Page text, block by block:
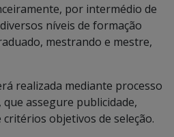
por intermédio de
níveis de formação
mestrando e mestre,
realizada mediante processo
assegure publicidade,
objetivos de seleção.